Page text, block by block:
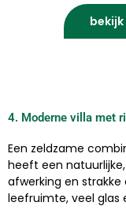
4. Moderne villa met
Een zeldzame
heeft een
afwerking en
leefruimte, veel glas